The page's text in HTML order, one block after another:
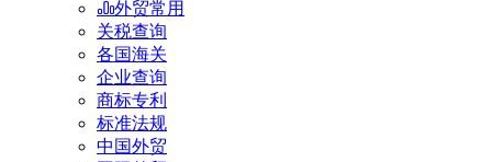
外贸常用
关税查询
各国海关
企业查询
商标专利
标准法规
中国外贸